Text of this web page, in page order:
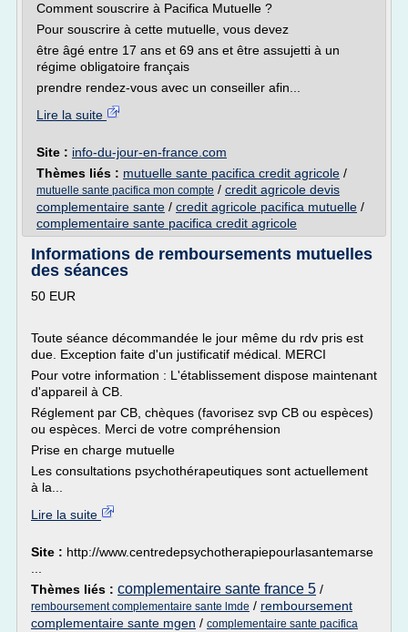
Comment souscrire à Pacifica Mutuelle ?
Pour souscrire à cette mutuelle, vous devez
être âgé entre 17 ans et 69 ans et être assujetti à un
régime obligatoire français
prendre rendez-vous avec un conseiller afin...
Lire la suite
Site : info-du-jour-en-france.com
Thèmes liés : mutuelle sante pacifica credit agricole /
mutuelle sante pacifica mon compte / credit agricole devis
complementaire sante / credit agricole pacifica mutuelle /
complementaire sante pacifica credit agricole
Informations de remboursements mutuelles
des séances
50 EUR
Toute séance décommandée le jour même du rdv pris est
due. Exception faite d'un justificatif médical. MERCI
Pour votre information : L'établissement dispose maintenant
d'appareil à CB.
Réglement par CB, chèques (favorisez svp CB ou espèces)
ou espèces. Merci de votre compréhension
Prise en charge mutuelle
Les consultations psychothérapeutiques sont actuellement
à la...
Lire la suite
Site : http://www.centredepsychotherapiepourlasantemarse
Thèmes liés : complementaire sante france 5 /
remboursement complementaire sante lmde / remboursement
complementaire sante mgen / complementaire sante pacifica